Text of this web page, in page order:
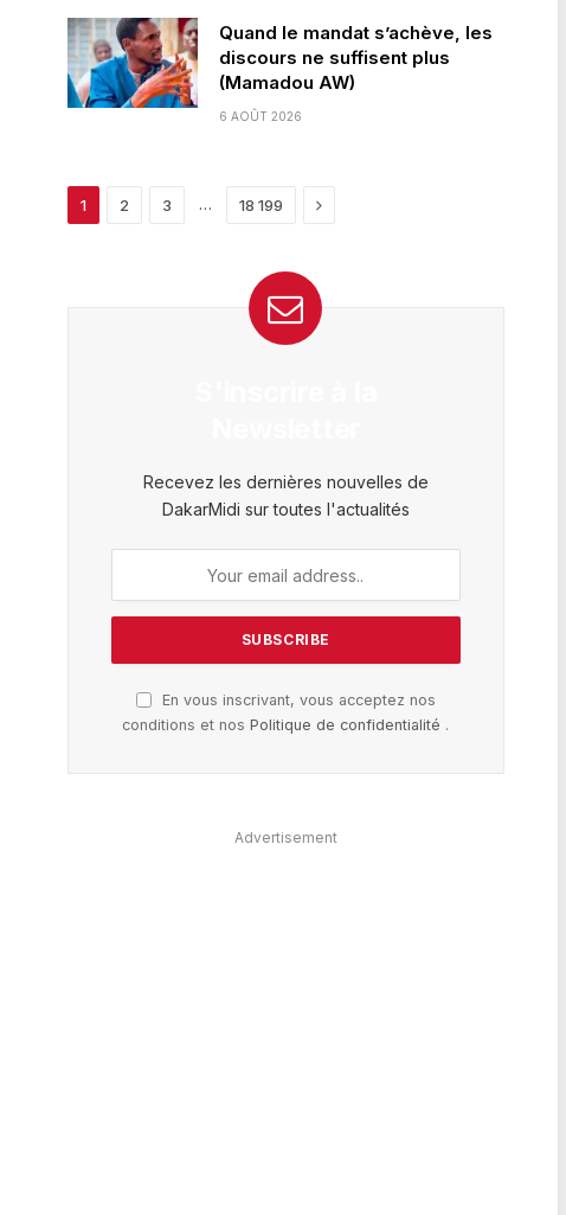
Quand le mandat s’achève, les
discours ne suffisent plus
(Mamadou AW)
6 AOÛT 2026
1 2 3 … 18 199 Next
Recevez les dernières nouvelles de
DakarMidi sur toutes l'actualités
En vous inscrivant, vous acceptez nos
conditions et nosPolitique de confidentialité .
Advertisement